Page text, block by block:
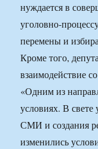
нуждается в
уголовно-
перемены и
Кроме того,
взаимодействие
«Одним из
условиях. В свете
СМИ и создания
изменились